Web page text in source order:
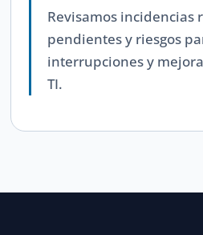
Revisamos incidencias
pendientes y riesgos
interrupciones y
TI.